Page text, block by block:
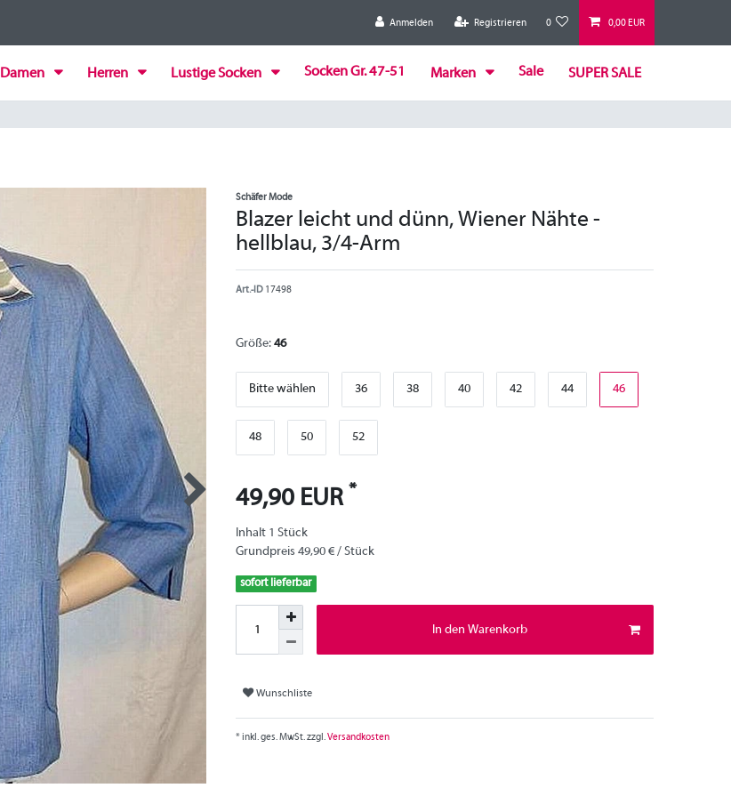
Anmelden Registrieren 0 0,00 EUR
Damen Herren Lustige Socken Socken Gr. 47-51 Marken Sale SUPER SALE
Schäfer Mode
Blazer leicht und dünn, Wiener Nähte -
hellblau, 3/4-Arm
Art.-ID 17498
Größe: 46
Bitte wählen 36 38 40 42 44 46
48 50 52
49,90 EUR *
Inhalt 1 Stück
Grundpreis 49,90 € / Stück
sofort lieferbar
In den Warenkorb
Wunschliste
* inkl. ges. MwSt. zzgl.Versandkosten